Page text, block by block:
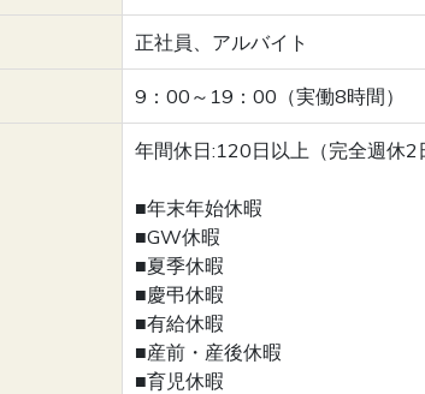
正社員、アルバイト
9：00～19：00（実働8時間）
年間休日:120日以上（完全週休2
■年末年始休暇
■GW休暇
■夏季休暇
■慶弔休暇
■有給休暇
■産前・産後休暇
■育児休暇